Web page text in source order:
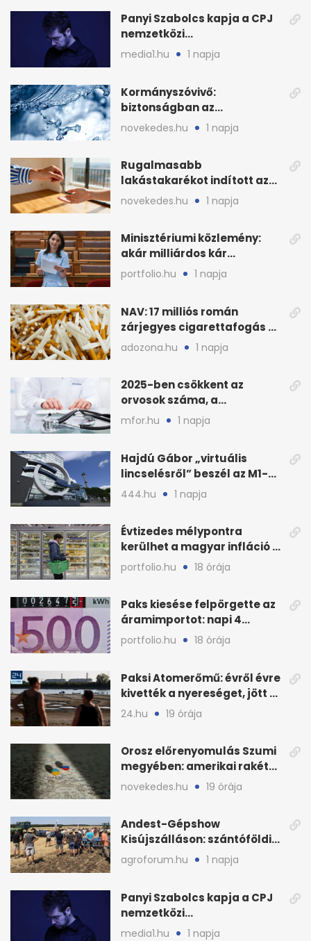
Panyi Szabolcs kapja a CPJ
nemzetközi
sajtószabadság-díját
media1.hu 1 napja
Kormányszóvivő:
biztonságban az
ivóvízkészlet, nincs
stratégiai vízhiány
novekedes.hu 1 napja
Rugalmasabb
lakástakarékot indított az
OTP: két köztes kilépéssel
novekedes.hu 1 napja
Minisztériumi közlemény:
akár milliárdos kár
fenyegette Budapest fáit
portfolio.hu 1 napja
NAV: 17 milliós román
zárjegyes cigarettafogás az
M1-esen
adozona.hu 1 napja
2025-ben csökkent az
orvosok száma, a
háziorvosokra még több
mfor.hu 1 napja
Hajdú Gábor „virtuális
lincselésről” beszél az M1-
ből kirúgása után
444.hu 1 napja
Évtizedes mélypontra
kerülhet a magyar infláció a
KSH új adata szerint
portfolio.hu 18 órája
Paks kiesése felpörgette az
áramimportot: napi 4
milliárd forintos számla
portfolio.hu 18 órája
Paksi Atomerőmű: évről évre
kivették a nyereséget, jött a
baj
24.hu 19 órája
Orosz előrenyomulás Szumi
megyében: amerikai rakéták
is zsákmányként
novekedes.hu 19 órája
Andest-Gépshow
Kisújszálláson: szántóföldi
bemutató 2026. augusztus
12-én
agroforum.hu 1 napja
Panyi Szabolcs kapja a CPJ
nemzetközi
sajtószabadság-díját
media1.hu 1 napja